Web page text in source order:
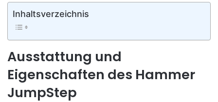
Inhaltsverzeichnis
Ausstattung und
Eigenschaften des Hammer
JumpStep